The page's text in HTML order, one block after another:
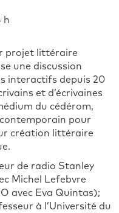
h
projet littéraire
une discussion
interactifs depuis 20
et d’écrivaines
du cédérom,
pour
création littéraire
de radio Stanley
Michel Lefebvre
avec Eva Quintas);
à l’Université du